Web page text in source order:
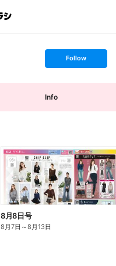
s
t
o
Follow
Info
8月8日号
8月7日 ～8月13日